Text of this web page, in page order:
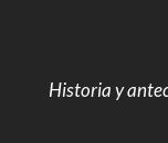
Historia y